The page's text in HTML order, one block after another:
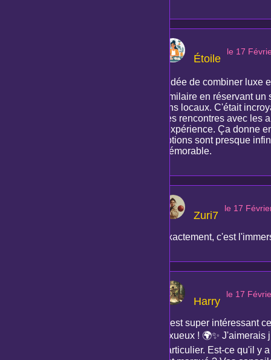
Étoile
le 17
L'idée de combiner luxe
similaire en réservant
vins locaux. C'était
Les rencontres avec les
l'expérience. Ça donne
options sont presque
mémorable.
Zuri7
le 17
Exactement, c'est
Harry
le 17
C'est super intéressant
luxueux ! 🌍✨
particulier. Est-ce qu'il y